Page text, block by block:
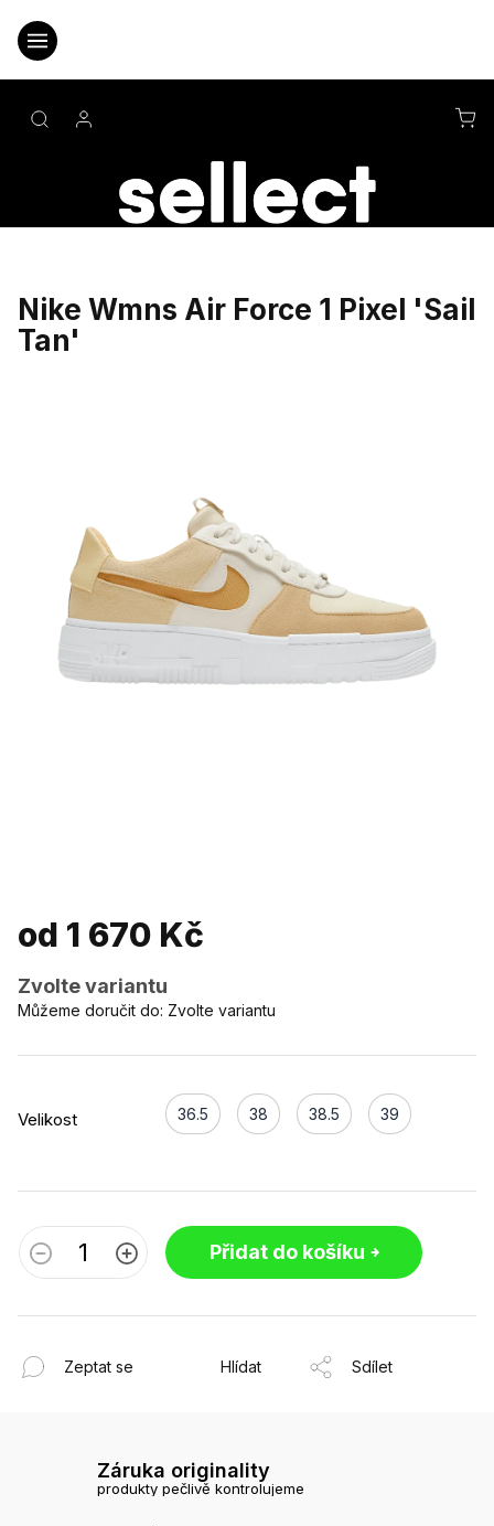
obsah
Nike Wmns Air Force 1 Pixel 'Sail
Tan'
od 1 670 Kč
Zvolte variantu
Velikost 36.5 38 38.5 39
Můžeme doručit do: Zvolte variantu
Přidat do košíku
Zeptat se Hlídat Sdílet
Záruka originality
produkty pečlivě kontrolujeme